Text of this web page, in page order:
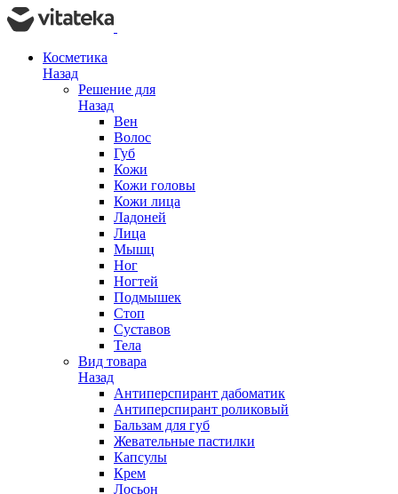
Косметика
Назад
Решение для
Назад
Вен
Волос
Губ
Кожи
Кожи головы
Кожи лица
Ладоней
Лица
Мышц
Ног
Ногтей
Подмышек
Стоп
Суставов
Тела
Вид товара
Назад
Антиперспирант дабоматик
Антиперспирант роликовый
Бальзам для губ
Жевательные пастилки
Капсулы
Крем
Лосьон